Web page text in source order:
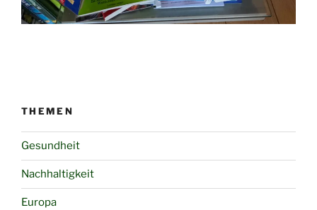
THEMEN
Gesundheit
Nachhaltigkeit
Europa